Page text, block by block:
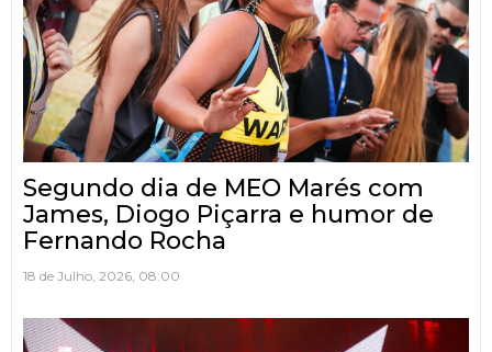
Segundo dia de MEO Marés com
James, Diogo Piçarra e humor de
Fernando Rocha
18 de Julho, 2026, 08:00